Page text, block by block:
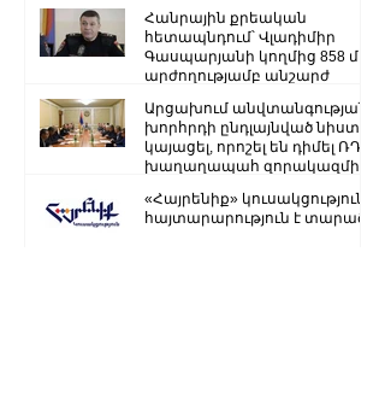
ղեկավարության.
Հանրային քրեական
հետապնդում՝ Վլադիմիր
Գասպարյանի կողմից 858 մլն
արժողությամբ անշարժ
Արցախում անվտանգության
խորհրդի ընդլայնված նիստ է
կայացել, որոշել են դիմել ՌԴ
խաղաղապահ զորակազմի ...
«Հայրենիք» կուսակցությունը
հայտարարություն է տարածել